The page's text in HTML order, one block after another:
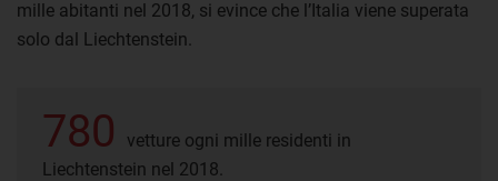
mille abitanti nel 2018, si evince che l’Italia viene superata
solo dal Liechtenstein.
780
vetture ogni mille residenti in
Liechtenstein nel 2018.